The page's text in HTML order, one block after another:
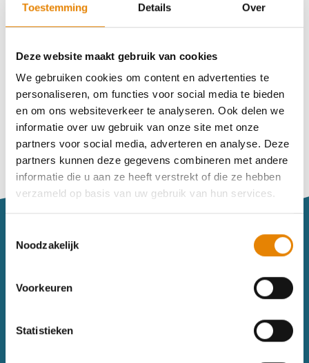
Toestemming Details Over
Deze website maakt gebruik van cookies
We gebruiken cookies om content en advertenties te
personaliseren, om functies voor social media te bieden
en om ons websiteverkeer te analyseren. Ook delen we
informatie over uw gebruik van onze site met onze
partners voor social media, adverteren en analyse. Deze
partners kunnen deze gegevens combineren met andere
informatie die u aan ze heeft verstrekt of die ze hebben
verzameld op basis van uw gebruik van hun services.
Noodzakelijk
Voorkeuren
Statistieken
Heb je nog geen account?
Maak dan een nieuw account aan
Maak een nieuw account aan
Vind je je weg niet goed in het wandeldagboek?
Raadpleeg dan hier de handleiding.